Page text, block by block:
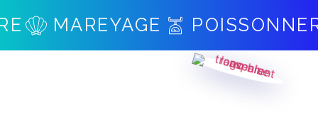
MAREYAGE POISSONNERIE